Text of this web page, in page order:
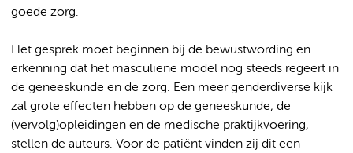
goede zorg.
Het gesprek moet beginnen bij de bewustwording en
erkenning dat het masculiene model nog steeds regeert in
de geneeskunde en de zorg. Een meer genderdiverse kijk
zal grote effecten hebben op de geneeskunde, de
(vervolg)opleidingen en de medische praktijkvoering,
stellen de auteurs. Voor de patiënt vinden zij dit een